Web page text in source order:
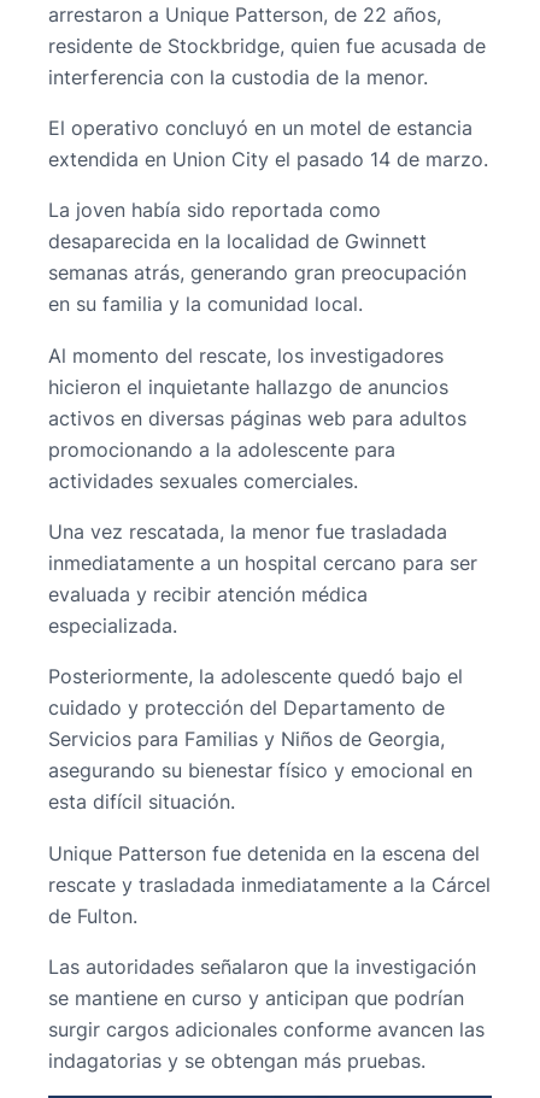
arrestaron a Unique Patterson, de 22 años,
residente de Stockbridge, quien fue acusada de
interferencia con la custodia de la menor.
El operativo concluyó en un motel de estancia
extendida en Union City el pasado 14 de marzo.
La joven había sido reportada como
desaparecida en la localidad de Gwinnett
semanas atrás, generando gran preocupación
en su familia y la comunidad local.
Al momento del rescate, los investigadores
hicieron el inquietante hallazgo de anuncios
activos en diversas páginas web para adultos
promocionando a la adolescente para
actividades sexuales comerciales.
Una vez rescatada, la menor fue trasladada
inmediatamente a un hospital cercano para ser
evaluada y recibir atención médica
especializada.
Posteriormente, la adolescente quedó bajo el
cuidado y protección del Departamento de
Servicios para Familias y Niños de Georgia,
asegurando su bienestar físico y emocional en
esta difícil situación.
Unique Patterson fue detenida en la escena del
rescate y trasladada inmediatamente a la Cárcel
de Fulton.
Las autoridades señalaron que la investigación
se mantiene en curso y anticipan que podrían
surgir cargos adicionales conforme avancen las
indagatorias y se obtengan más pruebas.